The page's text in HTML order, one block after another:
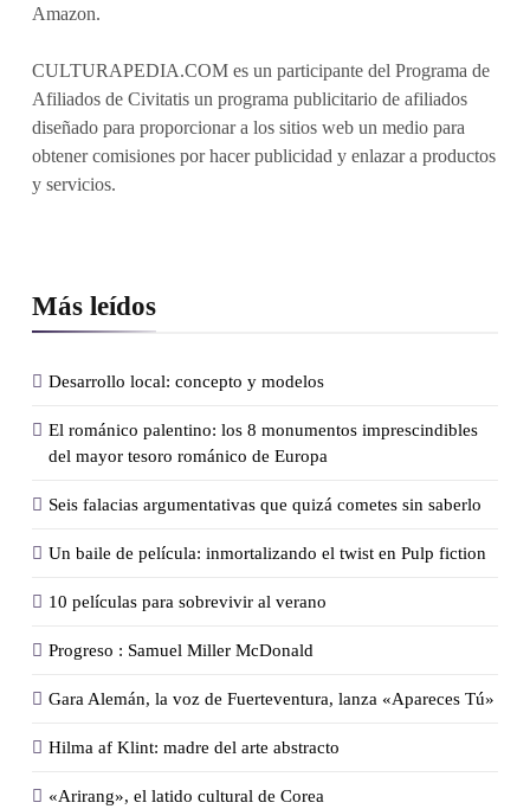
Amazon.
CULTURAPEDIA.COM es un participante del Programa de
Afiliados de Civitatis un programa publicitario de afiliados
diseñado para proporcionar a los sitios web un medio para
obtener comisiones por hacer publicidad y enlazar a productos
y servicios.
Más leídos
Desarrollo local: concepto y modelos
El románico palentino: los 8 monumentos imprescindibles
del mayor tesoro románico de Europa
Seis falacias argumentativas que quizá cometes sin saberlo
Un baile de película: inmortalizando el twist en Pulp fiction
10 películas para sobrevivir al verano
Progreso : Samuel Miller McDonald
Gara Alemán, la voz de Fuerteventura, lanza «Apareces Tú»
Hilma af Klint: madre del arte abstracto
«Arirang», el latido cultural de Corea